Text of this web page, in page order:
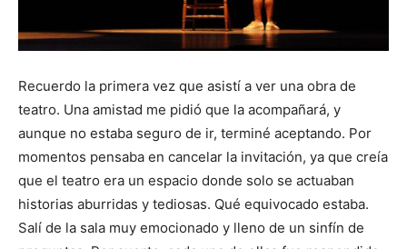
Recuerdo la primera vez que asistí a ver una obra de
teatro. Una amistad me pidió que la acompañará, y
aunque no estaba seguro de ir, terminé aceptando. Por
momentos pensaba en cancelar la invitación, ya que creía
que el teatro era un espacio donde solo se actuaban
historias aburridas y tediosas. Qué equivocado estaba.
Salí de la sala muy emocionado y lleno de un sinfín de